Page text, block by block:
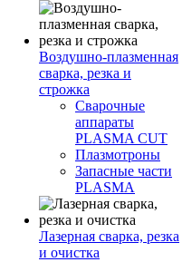
Воздушно-плазменная
сварка, резка и
строжка
Сварочные
аппараты
PLASMA CUT
Плазмотроны
Запасные части
PLASMA
Лазерная сварка, резка
и очистка